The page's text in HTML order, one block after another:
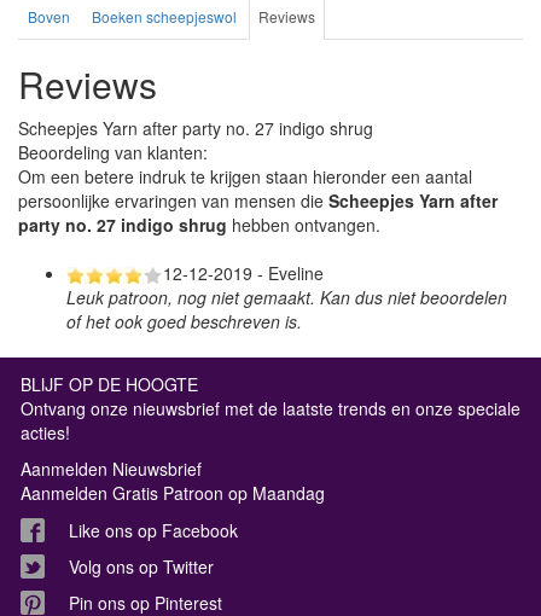
Boven Boeken scheepjeswol Reviews
Reviews
Scheepjes Yarn after party no. 27 indigo shrug
Beoordeling van klanten:
Om een betere indruk te krijgen staan hieronder een aantal
persoonlijke ervaringen van mensen die Scheepjes Yarn after
party no. 27 indigo shrug hebben ontvangen.
12-12-2019 - Eveline
Leuk patroon, nog niet gemaakt. Kan dus niet beoordelen
of het ook goed beschreven is.
BLIJF OP DE HOOGTE
Ontvang onze nieuwsbrief met de laatste trends en onze speciale
acties!
Aanmelden Nieuwsbrief
Aanmelden Gratis Patroon op Maandag
Like ons op Facebook
Volg ons op Twitter
Pin ons op Pinterest